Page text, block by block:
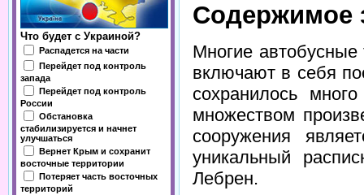
Что будет с Украиной?
Распадется на части
Перейдет под контроль
запада
Перейдет под контроль
России
Обстановка
стабилизируется и начнет
улучшаться
Вернет Крым и сохранит
восточные территории
Потеряет часть восточных
территорий
Содержимое
Многие
включают в себя
сохранилось
множеством
сооружения
уникальный
Лебрен.